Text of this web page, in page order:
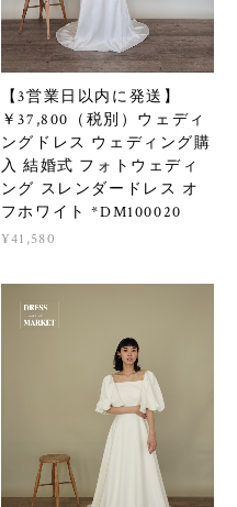
【3営業日以内に発送】
￥37,800（税別）ウェディ
ングドレス ウェディング購
入 結婚式 フォトウェディ
ング スレンダードレス オ
フホワイト *DM100020
¥41,580